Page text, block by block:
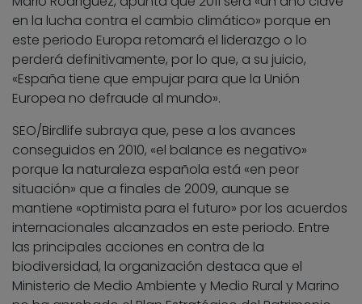
en la lucha contra el cambio climático» porque en
este periodo Europa retomará el liderazgo o lo
perderá definitivamente, por lo que, a su juicio,
«España tiene que empujar para que la Unión
Europea no defraude al mundo».
SEO/Birdlife subraya que, pese a los avances
conseguidos en 2010, «el balance es negativo»
porque la naturaleza española está «en peor
situación» que a finales de 2009, aunque se
mantiene «optimista para el futuro» por los acuerdos
internacionales alcanzados en este periodo. Entre
las principales acciones en contra de la
biodiversidad, la organización destaca que el
Ministerio de Medio Ambiente y Medio Rural y Marino